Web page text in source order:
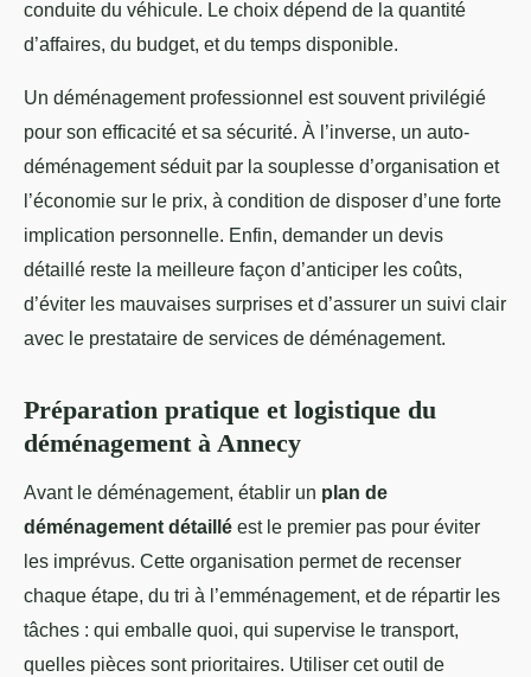
conduite du véhicule. Le choix dépend de la quantité
d’affaires, du budget, et du temps disponible.
Un déménagement professionnel est souvent privilégié
pour son efficacité et sa sécurité. À l’inverse, un auto-
déménagement séduit par la souplesse d’organisation et
l’économie sur le prix, à condition de disposer d’une forte
implication personnelle. Enfin, demander un devis
détaillé reste la meilleure façon d’anticiper les coûts,
d’éviter les mauvaises surprises et d’assurer un suivi clair
avec le prestataire de services de déménagement.
Préparation pratique et logistique du
déménagement à Annecy
Avant le déménagement, établir un plan de
déménagement détaillé est le premier pas pour éviter
les imprévus. Cette organisation permet de recenser
chaque étape, du tri à l’emménagement, et de répartir les
tâches : qui emballe quoi, qui supervise le transport,
quelles pièces sont prioritaires. Utiliser cet outil de